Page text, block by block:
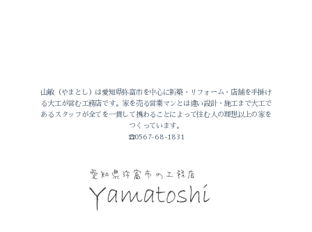
山敏のこと
仕事のこと
山敏（やまとし）は愛知県弥富市を中心に新築・リフォーム・店舗を手掛け
る大工が営む工務店です。家を売る営業マンとは違い設計・施工まで大工で
あるスタッフが全てを一貫して携わることによって住む人の理想以上の家を
つくっています。
☎0567-68-1831